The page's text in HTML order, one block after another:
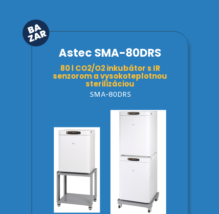
Astec SMA-80DRS
80 l CO2/O2 inkubátor s IR
senzorom a vysokoteplotnou
sterilizáciou
SMA-80DRS